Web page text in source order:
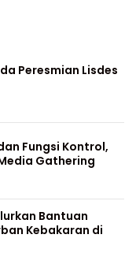
Peresmian Lisdes
Fungsi Kontrol,
Gathering
Bantuan
Kebakaran di